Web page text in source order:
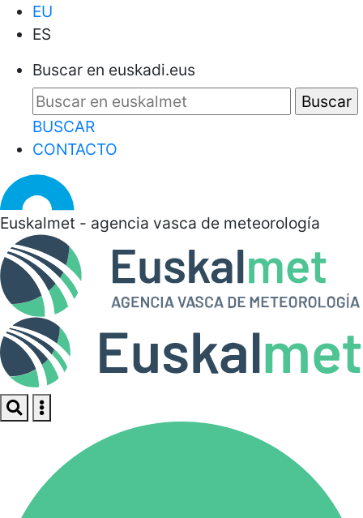
EU
ES
Buscar en euskadi.eus
BUSCAR
CONTACTO
Euskalmet - agencia vasca de meteorología